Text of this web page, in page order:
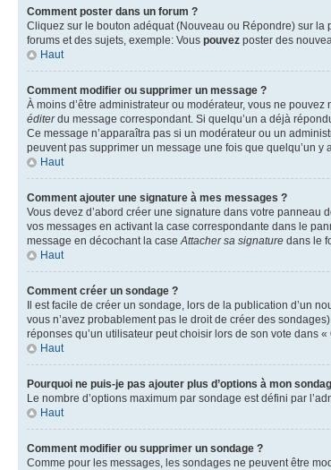
Comment poster dans un forum ?
Cliquez sur le bouton adéquat (Nouveau ou Répondre) sur la
forums et des sujets, exemple: Vous pouvez poster des
Haut
Comment modifier ou supprimer un message ?
À moins d’être administrateur ou modérateur, vous ne
éditerdu message correspondant. Si quelqu’un a déjà
Ce message n’apparaîtra pas si un modérateur ou un
peuvent pas supprimer un message une fois que quelqu’un y
Haut
Comment ajouter une signature à mes messages ?
Vous devez d’abord créer une signature dans votre panneau
vos messages en activant la case correspondante dans le
message en décochant la caseAttacher sa signature dans le
Haut
Comment créer un sondage ?
Il est facile de créer un sondage, lors de la publication d’un
vous n’avez probablement pas le droit de créer des
réponses qu’un utilisateur peut choisir lors de son vote dans
Haut
Pourquoi ne puis-je pas ajouter plus d’options à mon
Le nombre d’options maximum par sondage est défini par
Haut
Comment modifier ou supprimer un sondage ?
Comme pour les messages, les sondages ne peuvent être